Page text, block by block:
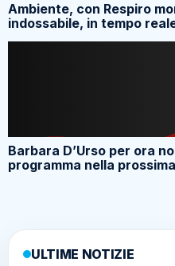
Ambiente, con Respiro
indossabile, in tempo
Barbara D’Urso per ora
programma nella
ULTIME NOTIZIE